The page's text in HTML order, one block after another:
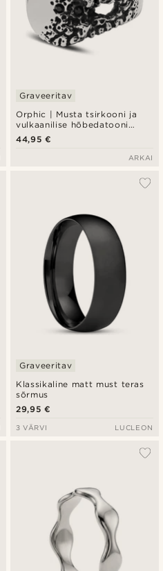
Orphic | Musta tsirkooni ja
vulkaanilise hõbedatooni
roostevabast terasest
pitsatsõrmus
Graveeritav
44,95 €
ARKAI
Klassikaline matt must teras
sõrmus
Graveeritav
29,95 €
3 VÄRVI LUCLEON